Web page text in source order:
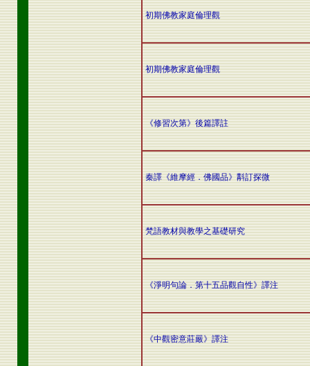
初期佛教家庭倫理觀
初期佛教家庭倫理觀
《修習次第》後篇譯註
秦譯《維摩經．佛國品》斠訂探微
梵語教材與教學之基礎研究
《淨明句論．第十五品觀自性》譯注
《中觀密意莊嚴》譯注